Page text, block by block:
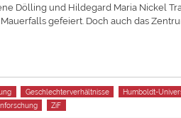
Dölling und Hildegard Maria Nickel
gefeiert. Doch auch das
Geschlechterverhältnisse Humboldt-
ZiF